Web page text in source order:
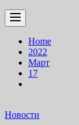
Home
2022
Март
17
Новости